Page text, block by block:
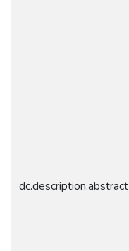
dc.description.abstract